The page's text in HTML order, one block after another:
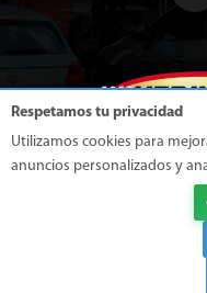
Respetamos tu privacidad
Utilizamos cookies para
anuncios personalizados y